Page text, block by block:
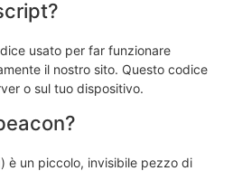
usato per far funzionare
il nostro sito. Questo codice
o sul tuo dispositivo.
è un piccolo, invisibile pezzo di